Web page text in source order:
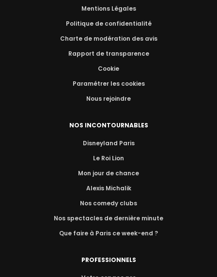
Mentions Légales
Politique de confidentialité
Charte de modération des avis
Rapport de transparence
Cookie
Paramétrer les cookies
Nous rejoindre
NOS INCONTOURNABLES
Disneyland Paris
Le Roi Lion
Mon jour de chance
Alexis Michalik
Nos comedy clubs
Nos spectacles de dernière minute
Que faire à Paris ce week-end ?
PROFESSIONNELS